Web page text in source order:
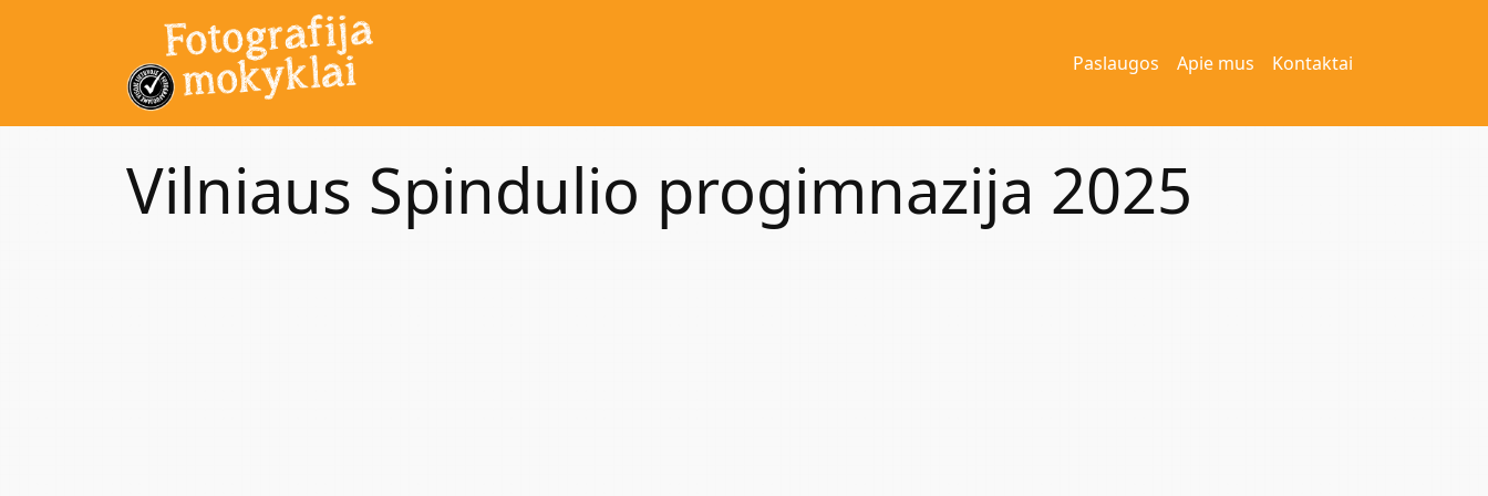
Paslaugos Apie mus Kontaktai
Vilniaus Spindulio progimnazija 2025